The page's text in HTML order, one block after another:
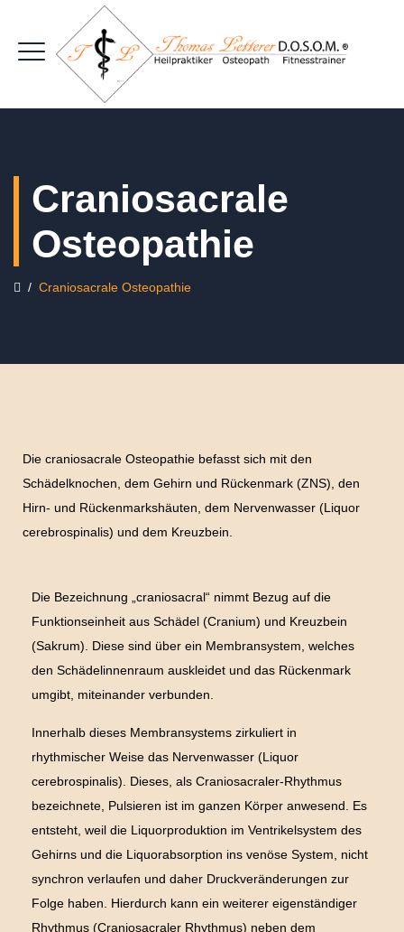
Craniosacrale
Osteopathie
/ Craniosacrale Osteopathie
Die craniosacrale Osteopathie befasst sich mit den
Schädelknochen, dem Gehirn und Rückenmark (ZNS), den
Hirn- und Rückenmarkshäuten, dem Nervenwasser (Liquor
cerebrospinalis) und dem Kreuzbein.
Die Bezeichnung „craniosacral“ nimmt Bezug auf die
Funktionseinheit aus Schädel (Cranium) und Kreuzbein
(Sakrum). Diese sind über ein Membransystem, welches
den Schädelinnenraum auskleidet und das Rückenmark
umgibt, miteinander verbunden.
Innerhalb dieses Membransystems zirkuliert in
rhythmischer Weise das Nervenwasser (Liquor
cerebrospinalis). Dieses, als Craniosacraler-Rhythmus
bezeichnete, Pulsieren ist im ganzen Körper anwesend. Es
entsteht, weil die Liquorproduktion im Ventrikelsystem des
Gehirns und die Liquorabsorption ins venöse System, nicht
synchron verlaufen und daher Druckveränderungen zur
Folge haben. Hierdurch kann ein weiterer eigenständiger
Rhythmus (Craniosacraler Rhythmus) neben dem